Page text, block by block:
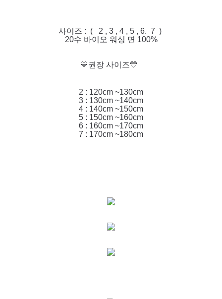
사이즈 : ( 2 , 3 , 4 , 5 , 6. 7 )
20수 바이오 워싱 면 100%
💛권장 사이즈💛
2 : 120cm ~130cm
3 : 130cm ~140cm
4 : 140cm ~150cm
5 : 150cm ~160cm
6 : 160cm ~170cm
7 : 170cm ~180cm